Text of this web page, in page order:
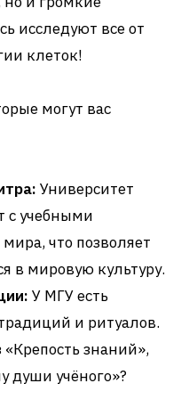
исследуют все от
клеток!
могут вас
Университет
с учебными
что позволяет
в мировую культуру.
У МГУ есть
и ритуалов.
знаний»,
души учёного»?